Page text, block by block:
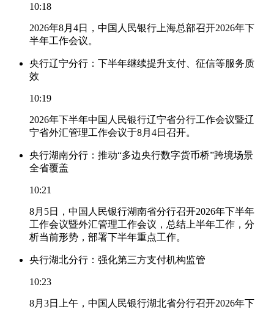
10:18
2026年8月4日，中国人民银行上海总部召开2026年下
半年工作会议。
央行辽宁分行：下半年继续提升支付、征信等服务质
效
10:19
2026年下半年中国人民银行辽宁省分行工作会议暨辽
宁省外汇管理工作会议于8月4日召开。
央行湖南分行：推动“多边央行数字货币桥”跨境场景
全省覆盖
10:21
8月5日，中国人民银行湖南省分行召开2026年下半年
工作会议暨外汇管理工作会议，总结上半年工作，分
析当前形势，部署下半年重点工作。
央行湖北分行：强化第三方支付机构监管
10:23
8月3日上午，中国人民银行湖北省分行召开2026年下